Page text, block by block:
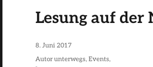
Lesung auf der
Veröffentlicht
am
8. Juni 2017
Kategorien
Autor unterwegs, Events,